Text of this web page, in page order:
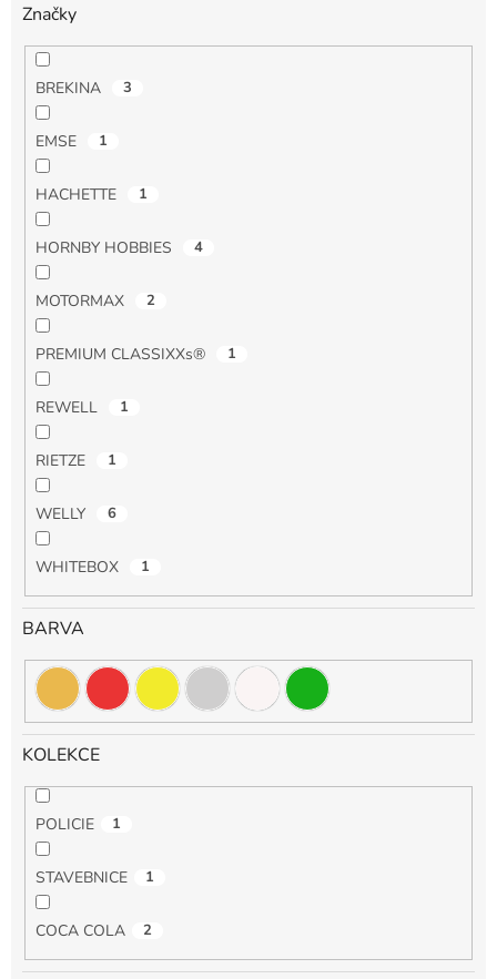
Značky
BREKINA 3
EMSE 1
HACHETTE 1
HORNBY HOBBIES 4
MOTORMAX 2
PREMIUM CLASSIXXs® 1
REWELL 1
RIETZE 1
WELLY 6
WHITEBOX 1
BARVA
KOLEKCE
POLICIE 1
STAVEBNICE 1
COCA COLA 2